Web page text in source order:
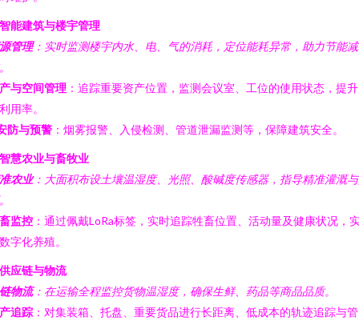
能建筑与楼宇管理
管理：实时监测楼宇内水、电、气的消耗，定位能耗异常，助力节能减
与空间管理 ：追踪重要资产位置，监测会议室、工位的使用状态，提
用率。
防与预警 ：烟雾报警、入侵检测、管道泄漏监测等，保障建筑安全。
慧农业与畜牧业
农业：大面积布设土壤温湿度、光照、酸碱度传感器，指导精准灌溉
监控 ：通过佩戴LoRa标签，实时追踪牲畜位置、活动量及健康状况，
字化养殖。
应链与物流
物流：在运输全程监控货物温湿度，确保生鲜、药品等商品品质。
追踪 ：对集装箱、托盘、重要货品进行长距离、低成本的轨迹追踪与管